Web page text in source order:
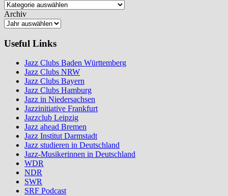
Archiv
Useful Links
Jazz Clubs Baden Württemberg
Jazz Clubs NRW
Jazz Clubs Bayern
Jazz Clubs Hamburg
Jazz in Niedersachsen
Jazzinitiative Frankfurt
Jazzclub Leipzig
Jazz ahead Bremen
Jazz Institut Darmstadt
Jazz studieren in Deutschland
Jazz-Musikerinnen in Deutschland
WDR
NDR
SWR
SRF Podcast